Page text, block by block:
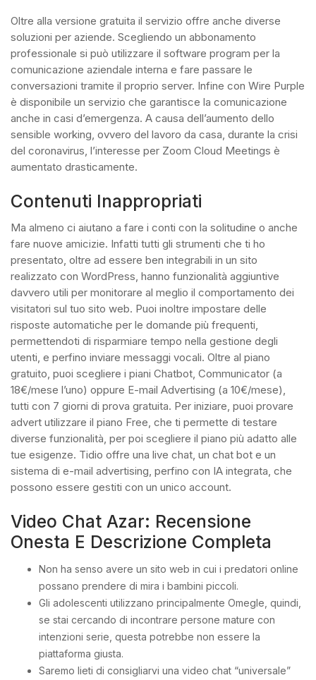
Oltre alla versione gratuita il servizio offre anche diverse
soluzioni per aziende. Scegliendo un abbonamento
professionale si può utilizzare il software program per la
comunicazione aziendale interna e fare passare le
conversazioni tramite il proprio server. Infine con Wire Purple
è disponibile un servizio che garantisce la comunicazione
anche in casi d’emergenza. A causa dell’aumento dello
sensible working, ovvero del lavoro da casa, durante la crisi
del coronavirus, l’interesse per Zoom Cloud Meetings è
aumentato drasticamente.
Contenuti Inappropriati
Ma almeno ci aiutano a fare i conti con la solitudine o anche
fare nuove amicizie. Infatti tutti gli strumenti che ti ho
presentato, oltre ad essere ben integrabili in un sito
realizzato con WordPress, hanno funzionalità aggiuntive
davvero utili per monitorare al meglio il comportamento dei
visitatori sul tuo sito web. Puoi inoltre impostare delle
risposte automatiche per le domande più frequenti,
permettendoti di risparmiare tempo nella gestione degli
utenti, e perfino inviare messaggi vocali. Oltre al piano
gratuito, puoi scegliere i piani Chatbot, Communicator (a
18€/mese l’uno) oppure E-mail Advertising (a 10€/mese),
tutti con 7 giorni di prova gratuita. Per iniziare, puoi provare
advert utilizzare il piano Free, che ti permette di testare
diverse funzionalità, per poi scegliere il piano più adatto alle
tue esigenze. Tidio offre una live chat, un chat bot e un
sistema di e-mail advertising, perfino con IA integrata, che
possono essere gestiti con un unico account.
Video Chat Azar: Recensione
Onesta E Descrizione Completa
Non ha senso avere un sito web in cui i predatori online
possano prendere di mira i bambini piccoli.
Gli adolescenti utilizzano principalmente Omegle, quindi,
se stai cercando di incontrare persone mature con
intenzioni serie, questa potrebbe non essere la
piattaforma giusta.
Saremo lieti di consigliarvi una video chat “universale”